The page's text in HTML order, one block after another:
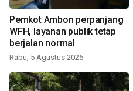
Pemkot Ambon perpanjang
WFH, layanan publik tetap
berjalan normal
Rabu, 5 Agustus 2026